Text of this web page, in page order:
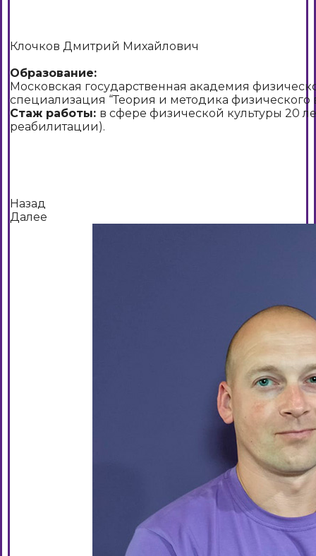
Клочков Дмитрий Михайлович
Образование:
Московская государственная академия
специализация “Теория и методика физического
Стаж работы: в сфере физической культуры 20
реабилитации).
Назад
Далее